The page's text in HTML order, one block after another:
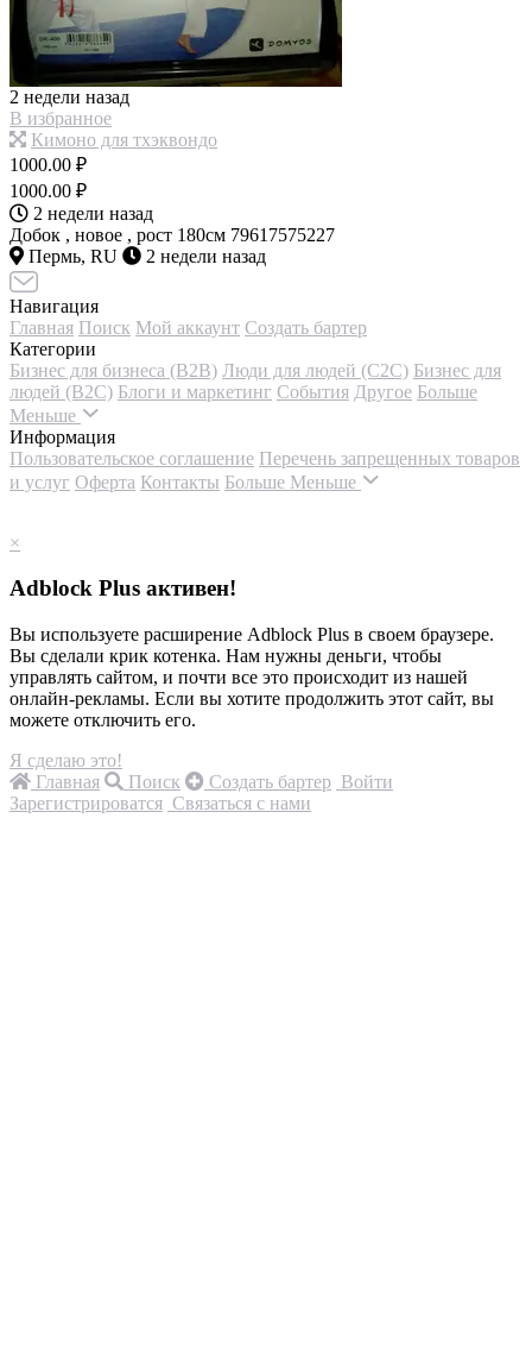
2 недели назад
В избранное
Кимоно для тхэквондо
1000.00 ₽
1000.00 ₽
2 недели назад
Добок , новое , рост 180см 79617575227
Пермь, RU
2 недели назад
Навигация
Главная Поиск Мой аккаунт Создать бартер
Категории
Бизнес для бизнеса (B2B) Люди для людей (С2С) Бизнес для
людей (B2C) Блоги и маркетинг События Другое Больше
Меньше
Информация
Пользовательское соглашение Перечень запрещенных товаров
и услуг Оферта Контакты Больше Меньше
×
Adblock Plus активен!
Вы используете расширение Adblock Plus в своем браузере.
Вы сделали крик котенка. Нам нужны деньги, чтобы
управлять сайтом, и почти все это происходит из нашей
онлайн-рекламы. Если вы хотите продолжить этот сайт, вы
можете отключить его.
Я сделаю это!
Главная
Поиск Создать бартер Войти
Зарегистрироватся Связаться с нами